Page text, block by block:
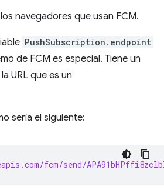
navegadores que usan FCM.
PushSubscription.endpoint
de FCM es especial. Tiene un
URL que es un
sería el siguiente:
fcm/send/